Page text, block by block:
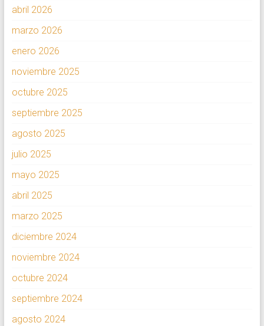
abril 2026
marzo 2026
enero 2026
noviembre 2025
octubre 2025
septiembre 2025
agosto 2025
julio 2025
mayo 2025
abril 2025
marzo 2025
diciembre 2024
noviembre 2024
octubre 2024
septiembre 2024
agosto 2024